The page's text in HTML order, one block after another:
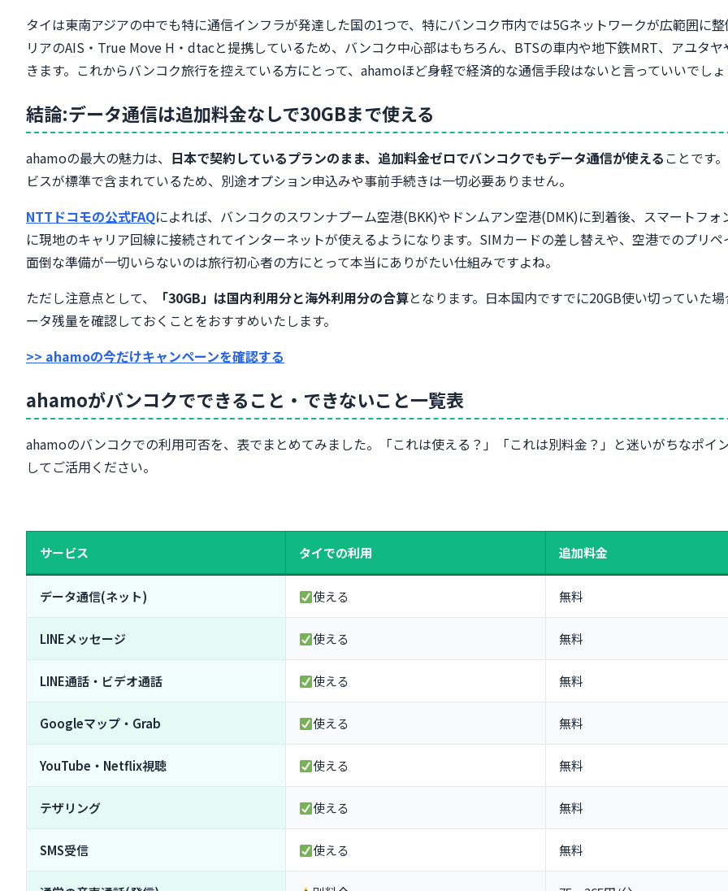
ホテル・タクシー・レストラン予約はGrab・Linemanで回避
【周辺観光地】アユタヤ・パタヤ・プーケットでもahamoは使える？
アユタヤ遺跡群でもしっかり繋がる
プーケット・サムイ島・チェンマイの電波状況
島・離島・山間部で繋がりにくい場所と対策
ahamoをバンコクで使うときの設定方法【iPhone・Android対応】
出発前に確認しておくべき3つのこと
Androidのデータローミング設定手順
帰国後に必ずやるべきデータローミングOFF
ahamoのバンコク利用で知っておくべき5つの落とし穴
落とし穴①:30GBは国内利用分と合算される
落とし穴②:15日を超えると速度制限がかかる
落とし穴④:タイの着信料は155円/分(韓国の2倍以上)
2泊3日・3泊5日のバンコク旅行に30GBは足りる？
2泊3日・3泊5日のデータ使用量シミュレーション
容量を節約する3つのコツ
バンコク旅行×ahamoでよくある質問(FAQ)
Q2. バンコクでテザリングは使える？
Q3. Grabタクシーはahamoで問題なく使える？
Q4. タイでSMS認証コードは受け取れる？
Q5. バンコクの屋台での決済はahamoの通信で使える？
Q6. ahamo以外でバンコク旅行におすすめのSIMはある？
まとめ:ahamoがあればバンコク旅行のスマホ問題は完全解決
3ステップで簡単にバンコクでも使える
バンコク旅行準備の3つのポイント
タイは東南アジアの中でも特に通信インフラが発達した国の1つで、特にバンコク市内では5Gネットワークが広範囲に
リアのAIS・True Move H・dtacと提携しているため、バンコク中心部はもちろん、BTSの車内や地下鉄MRT、アユタ
きます。これからバンコク旅行を控えている方にとって、ahamoほど身軽で経済的な通信手段はないと言っていいでし
結論:データ通信は追加料金なしで30GBまで使える
ahamoの最大の魅力は、 日本で契約しているプランのまま、追加料金ゼロでバンコクでもデータ通信が使える ことです
ビスが標準で含まれているため、別途オプション申込みや事前手続きは一切必要ありません。
NTTドコモの公式FAQによれば、バンコクのスワンナプーム空港(BKK)やドンムアン空港(DMK)に到着後、スマートフ
に現地のキャリア回線に接続されてインターネットが使えるようになります。SIMカードの差し替えや、空港でのプリ
面倒な準備が一切いらないのは旅行初心者の方にとって本当にありがたい仕組みですよね。
ただし注意点として、
「30GB」は国内利用分と海外利用分の合算となります。日本国内ですでに20GB使い切っていた
ータ残量を確認しておくことをおすすめいたします。
>> ahamoの今だけキャンペーンを確認する
ahamoがバンコクでできること・できないこと一覧表
ahamoのバンコクでの利用可否を、表でまとめてみました。「これは使える？」「これは別料金？」と迷いがちなポイ
してご活用ください。
サービス タイでの利用 追加料金
データ通信(ネット) 使える 無料
LINEメッセージ 使える 無料
LINE通話・ビデオ通話 使える 無料
Googleマップ・Grab 使える 無料
YouTube・Netflix視聴 使える 無料
テザリング 使える 無料
SMS受信 使える 無料